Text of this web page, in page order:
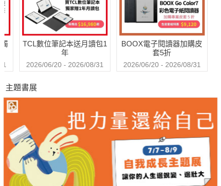
TCL數位筆記本送月讀包1
年
2026/06/20 - 2026/08/31
BOOX電子閱讀器加購皮
套5折
2026/06/20 - 2026/08/31
主題書展